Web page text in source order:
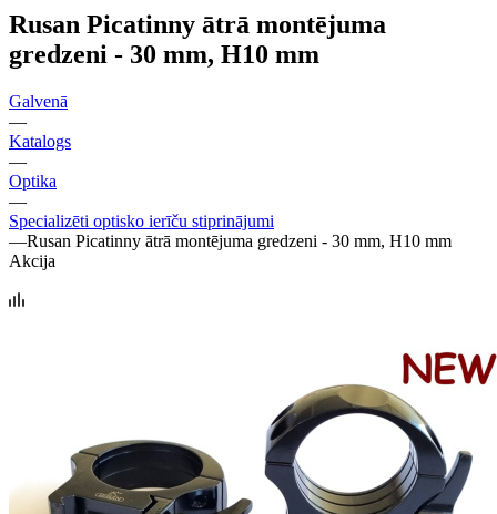
Rusan Picatinny ātrā montējuma
gredzeni - 30 mm, H10 mm
Galvenā
—
Katalogs
—
Optika
—
Specializēti optisko ierīču stiprinājumi
—Rusan Picatinny ātrā montējuma gredzeni - 30 mm, H10 mm
Akcija